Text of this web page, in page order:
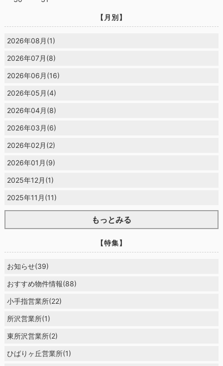
【月別】
2026年08月(1)
2026年07月(8)
2026年06月(16)
2026年05月(4)
2026年04月(8)
2026年03月(6)
2026年02月(2)
2026年01月(9)
2025年12月(1)
2025年11月(11)
もっとみる
【特集】
お知らせ(39)
おすすめ物件情報(88)
小手指営業所(22)
所沢営業所(1)
東所沢営業所(2)
ひばりヶ丘営業所(1)